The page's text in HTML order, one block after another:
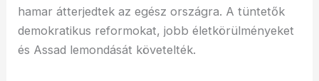
hamar átterjedtek az egész országra. A tüntetők
demokratikus reformokat, jobb életkörülményeket
és Assad lemondását követelték.